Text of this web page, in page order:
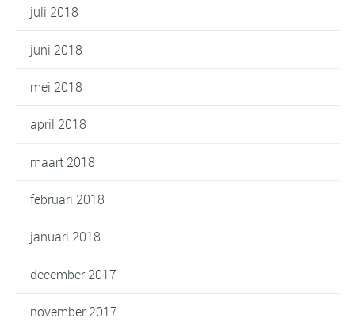
juli 2018
juni 2018
mei 2018
april 2018
maart 2018
februari 2018
januari 2018
december 2017
november 2017